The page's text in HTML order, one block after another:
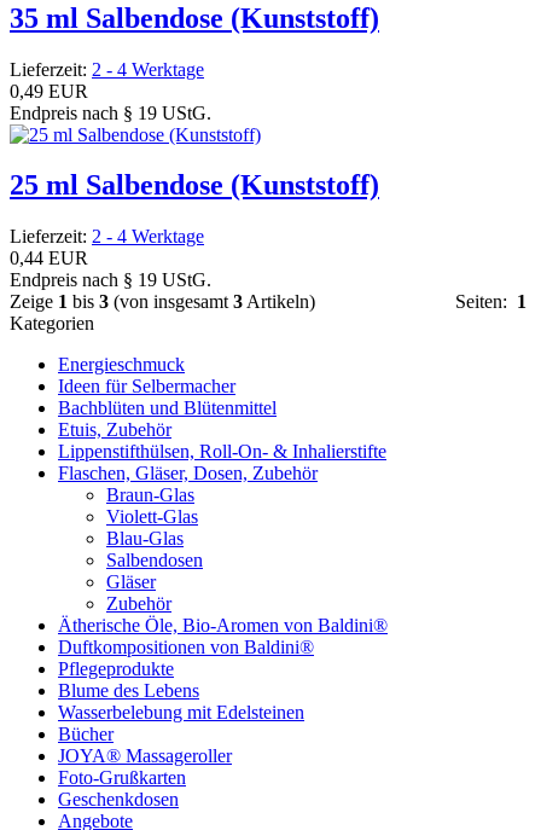
35 ml Salbendose (Kunststoff)
Lieferzeit: 2 - 4 Werktage
0,49 EUR
Endpreis nach § 19 UStG.
25 ml Salbendose (Kunststoff)
Lieferzeit: 2 - 4 Werktage
0,44 EUR
Endpreis nach § 19 UStG.
Zeige 1 bis 3 (von insgesamt 3 Artikeln) Seiten: 1
Kategorien
Energieschmuck
Ideen für Selbermacher
Bachblüten und Blütenmittel
Etuis, Zubehör
Lippenstifthülsen, Roll-On- & Inhalierstifte
Flaschen, Gläser, Dosen, Zubehör
Braun-Glas
Violett-Glas
Blau-Glas
Salbendosen
Gläser
Zubehör
Ätherische Öle, Bio-Aromen von Baldini®
Duftkompositionen von Baldini®
Pflegeprodukte
Blume des Lebens
Wasserbelebung mit Edelsteinen
Bücher
JOYA® Massageroller
Foto-Grußkarten
Geschenkdosen
Angebote